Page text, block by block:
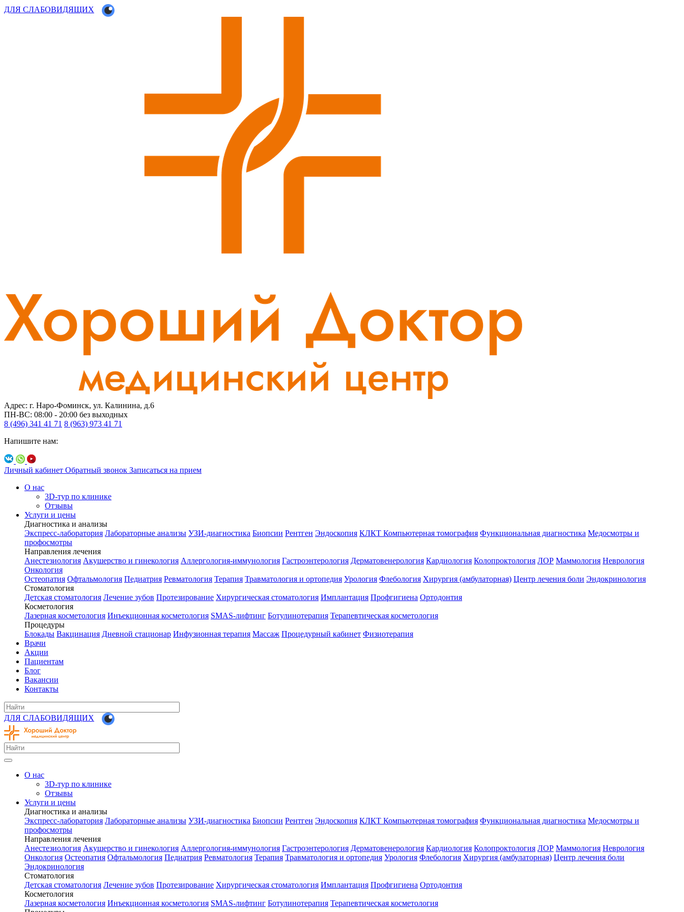
ДЛЯ СЛАБОВИДЯЩИХ
Адрес: г. Наро-Фоминск, ул. Калинина, д.6
ПН-ВС: 08:00 - 20:00 без выходных
8 (496) 341 41 71 8 (963) 973 41 71
Напишите нам:
Личный кабинет Обратный звонок Записаться на прием
О нас
3D-тур по клинике
Отзывы
Услуги и цены
Диагностика и анализы
Экспресс-лаборатория Лабораторные анализы УЗИ-диагностика Биопсии Рентген Эндоскопия КЛКТ Компьютерная томография Функциональная диагностика Медосмотры и
профосмотры
Направления лечения
Анестезиология Акушерство и гинекология Аллергология-иммунология Гастроэнтерология Дерматовенерология Кардиология Колопроктология ЛОР Маммология Неврология
Онкология
Остеопатия Офтальмология Педиатрия Ревматология Терапия Травматология и ортопедия Урология Флебология Хирургия (амбулаторная) Центр лечения боли Эндокринология
Стоматология
Детская стоматология Лечение зубов Протезирование Хирургическая стоматология Имплантация Профгигиена Ортодонтия
Косметология
Лазерная косметология Инъекционная косметология SMAS-лифтинг Ботулинотерапия Терапевтическая косметология
Процедуры
Блокады Вакцинация Дневной стационар Инфузионная терапия Массаж Процедурный кабинет Физиотерапия
Врачи
Акции
Пациентам
Блог
Вакансии
Контакты
ДЛЯ СЛАБОВИДЯЩИХ
О нас
3D-тур по клинике
Отзывы
Услуги и цены
Диагностика и анализы
Экспресс-лаборатория Лабораторные анализы УЗИ-диагностика Биопсии Рентген Эндоскопия КЛКТ Компьютерная томография Функциональная диагностика Медосмотры и
профосмотры
Направления лечения
Анестезиология Акушерство и гинекология Аллергология-иммунология Гастроэнтерология Дерматовенерология Кардиология Колопроктология ЛОР Маммология Неврология
Онкология Остеопатия Офтальмология Педиатрия Ревматология Терапия Травматология и ортопедия Урология Флебология Хирургия (амбулаторная) Центр лечения боли
Эндокринология
Стоматология
Детская стоматология Лечение зубов Протезирование Хирургическая стоматология Имплантация Профгигиена Ортодонтия
Косметология
Лазерная косметология Инъекционная косметология SMAS-лифтинг Ботулинотерапия Терапевтическая косметология